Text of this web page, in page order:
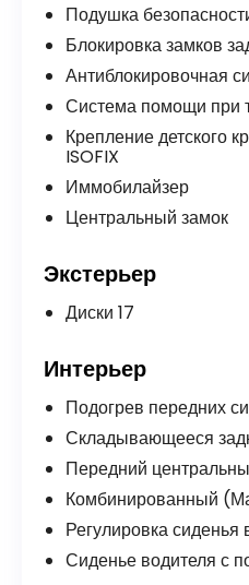
Подушка
Блокировка замков
Антиблокировочная
Система помощи при
Крепление детского
ISOFIX
Иммобилайзер
Центральный замок
Экстерьер
Диски 17
Интерьер
Подогрев передних
Складывающееся
Передний
Комбинированный
Регулировка
Сиденье водителя с